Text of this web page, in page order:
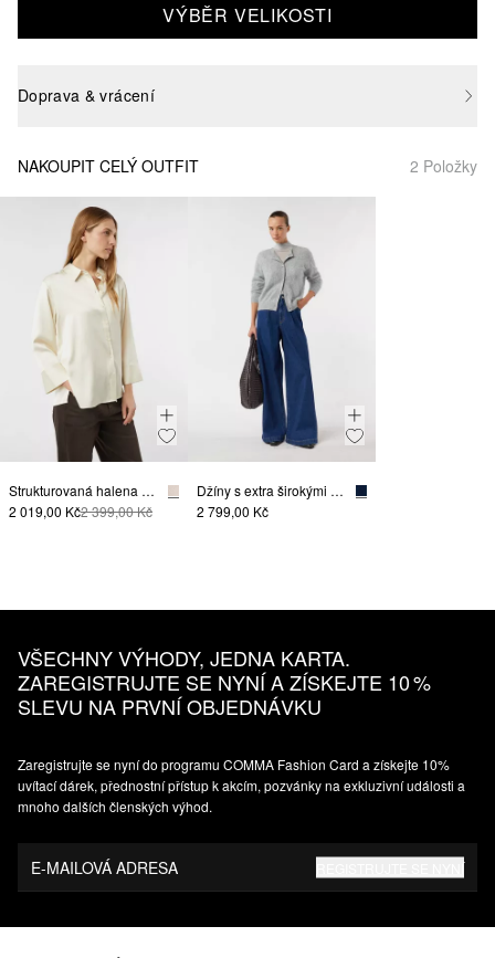
VÝBĚR VELIKOSTI
Doprava & vrácení
NAKOUPIT CELÝ OUTFIT 2 Položky
Strukturovaná halena s volánovými rukávy
2 019,00 Kč2 399,00 Kč
Džíny s extra širokými nohavicemi a záhyby v pase
2 799,00 Kč
VŠECHNY VÝHODY, JEDNA KARTA.
ZAREGISTRUJTE SE NYNÍ A ZÍSKEJTE 10 %
SLEVU NA PRVNÍ OBJEDNÁVKU
Zaregistrujte se nyní do programu COMMA Fashion Card a získejte 10%
uvítací dárek, přednostní přístup k akcím, pozvánky na exkluzivní události a
mnoho dalších členských výhod.
E-MAILOVÁ ADRESA